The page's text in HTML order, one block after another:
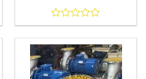
0
out
of
5